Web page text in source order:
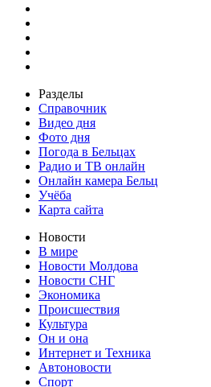
Разделы
Справочник
Видео дня
Фото дня
Погода в Бельцах
Радио и ТВ онлайн
Онлайн камера Бельц
Учёба
Карта сайта
Новости
В мире
Новости Молдова
Новости СНГ
Экономика
Происшествия
Культура
Он и она
Интернет и Техника
Автоновости
Спорт